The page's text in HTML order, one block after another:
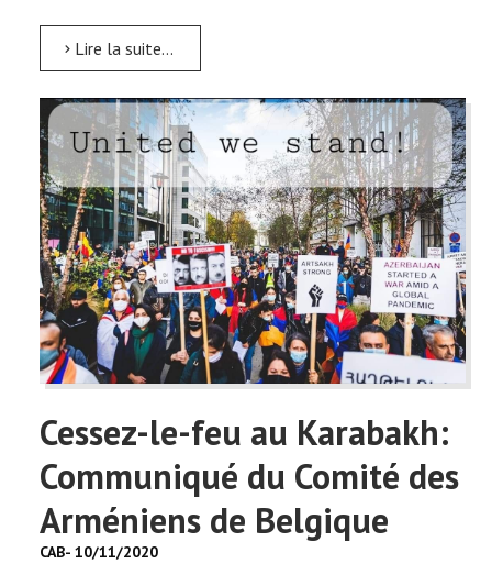
Lire la suite...
Cessez-le-feu au Karabakh:
Communiqué du Comité des
Arméniens de Belgique
CAB- 10/11/2020